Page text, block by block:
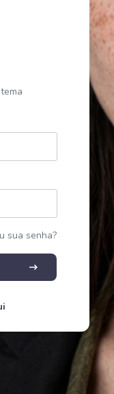
sua senha?
arrow_right_alt